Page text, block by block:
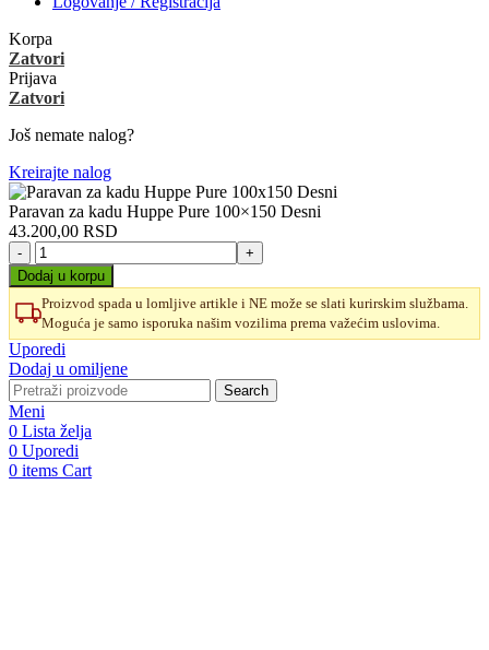
Korpa
Zatvori
Prijava
Zatvori
Još nemate nalog?
Kreirajte nalog
Paravan za kadu Huppe Pure 100×150 Desni
43.200,00 RSD
Paravan
za
kadu
Huppe
Pure
100x150
Desni
količina
Dodaj u korpu
Proizvod spada u lomljive artikle i NE može se slati kurirskim službama.
Moguća je samo isporuka našim vozilima prema važećim uslovima.
Uporedi
Dodaj u omiljene
Search
Meni
0 Lista želja
0 Uporedi
0 items Cart